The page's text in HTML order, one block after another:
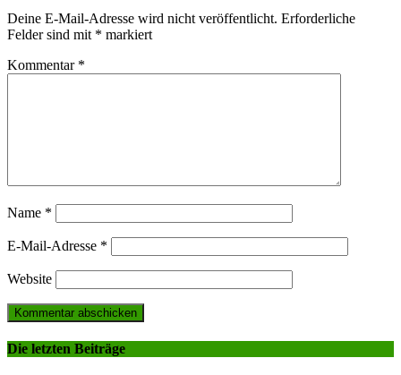
Deine E-Mail-Adresse wird nicht veröffentlicht. Erforderliche
Felder sind mit * markiert
Kommentar *
Name *
E-Mail-Adresse *
Website
Die letzten Beiträge